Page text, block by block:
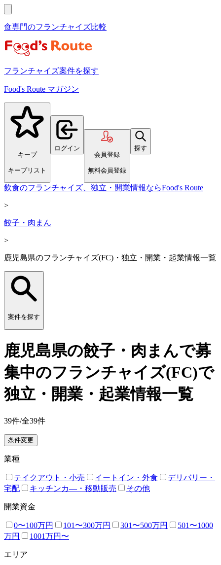
食専門のフランチャイズ比較
フランチャイズ案件を探す
Food's Route マガジン
キープ
キープリスト
ログイン
会員登録
無料会員登録
探す
飲食のフランチャイズ、独立・開業情報ならFood's Route
>
餃子・肉まん
>
鹿児島県のフランチャイズ(FC)・独立・開業・起業情報一覧
案件を探す
鹿児島県の餃子・肉まんで募
集中のフランチャイズ(FC)で
独立・開業・起業情報一覧
39件/全39件
条件変更
業種
テイクアウト・小売 イートイン・外食
デリバリー・
宅配
キッチンカ―・移動販売 その他
開業資金
0〜100万円 101〜300万円 301〜500万円
501〜1000
万円
1001万円〜
エリア